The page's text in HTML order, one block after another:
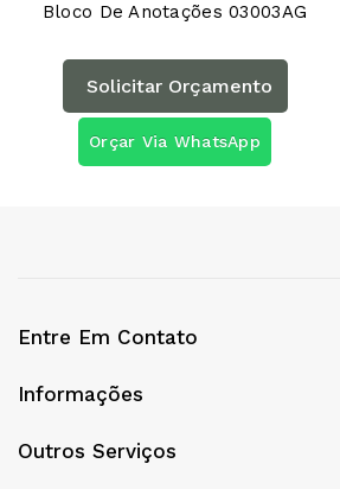
Bloco De Anotações 03003AG
Solicitar Orçamento
Orçar Via WhatsApp
Entre Em Contato
Informações
Outros Serviços